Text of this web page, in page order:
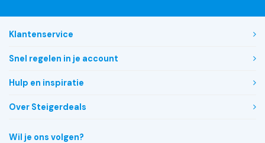
Klantenservice
Snel regelen in je account
Hulp en inspiratie
Over Steigerdeals
Wil je ons volgen?